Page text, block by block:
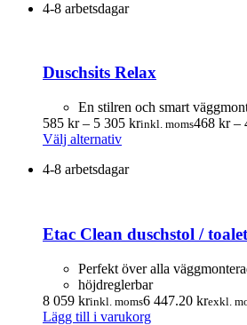
produktsidan
produkten
De
alternativen
kan
väljas
produktsidan
4-8 arbetsdagar
Duschsits Relax
En stilren och smart
585 kr – 5 305 krPrisintervall:
inkl. moms468 kr –
Välj alternativDen
produkten
De
alternativen
kan
väljas
på
4-8 arbetsdagar
Etac Clean duschstol /
Perfekt över alla
höjdreglerbar
8 059 krinkl. moms6 447.20 krexkl.
Lägg till i varukorg